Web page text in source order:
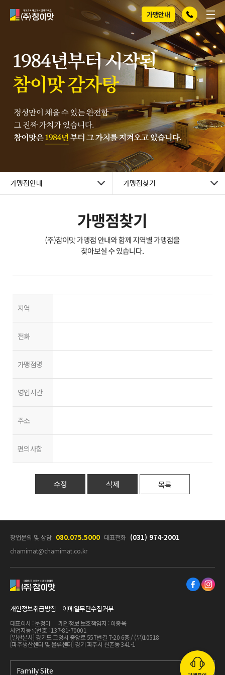
(주)참이맛 전화걸기
메
가맹안내
가맹안내
가맹점안내 가맹점찾기
지역
전화
가맹점명
영업시간
주소
편의사항
수정 삭제 목록
창업문의 및 상담 080.075.5000 대표전화 (031) 974-2001
chamimat@chamimat.co.kr
참이맛
개인정보취급방침 이메일무단수집거부
대표이사 : 문정미
개인정보 보호책임자 : 이종욱
사업자등록번호 : 137-81-70001
[일산본사] 경기도 고양시 중앙로 557번길 7-20 6층 / (우)10518
[파주생산센터 및 물류센터] 경기 파주시 신촌동 341-1
Family Site